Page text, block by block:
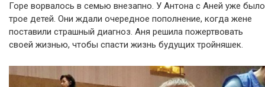
Горе ворвалось в семью внезапно. У Антона с Аней уже было
трое детей. Они ждали очередное пополнение, когда жене
поставили страшный диагноз. Аня решила пожертвовать
своей жизнью, чтобы спасти жизнь будущих тройняшек.